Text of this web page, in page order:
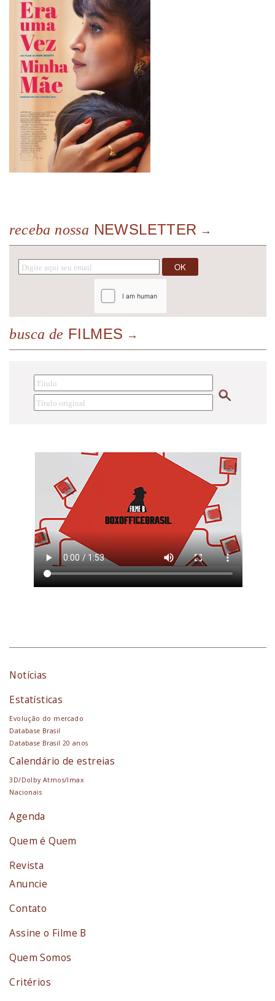
receba nossa NEWSLETTER
busca de FILMES
Notícias
Estatísticas
Evolução do mercado
Database Brasil
Database Brasil 20 anos
Calendário de estreias
3D/Dolby Atmos/Imax
Nacionais
Agenda
Quem é Quem
Revista
Anuncie
Contato
Assine o Filme B
Quem Somos
Critérios